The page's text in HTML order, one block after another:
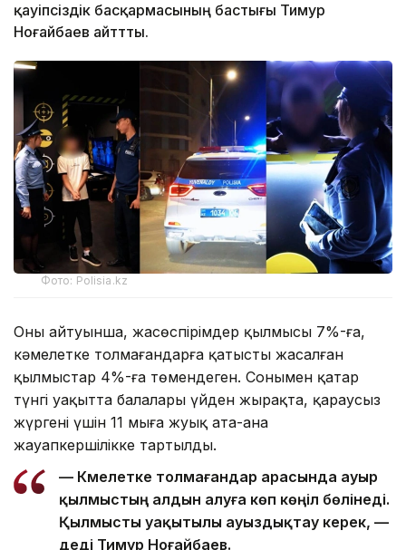
қауіпсіздік басқармасының бастығы Тимур
Ноғайбаев айттты.
Фото: Polisia.kz
Оның айтуынша, жасөспірімдер қылмысы 7%-ға,
кәмелетке толмағандарға қатысты жасалған
қылмыстар 4%-ға төмендеген. Сонымен қатар
түнгі уақытта балалары үйден жырақта, қараусыз
жүргені үшін 11 мыңға жуық ата-ана
жауапкершілікке тартылды.
— Кәмелетке толмағандар арасында ауыр
қылмыстың алдын алуға көп көңіл бөлінеді.
Қылмысты уақытылы ауыздықтау керек, —
деді Тимур Ноғайбаев.